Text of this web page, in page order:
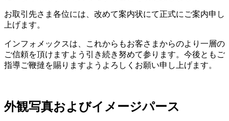
お取引先さま各位には、改めて案内状にて正式にご案内申し
上げます。
インフォメックスは、これからもお客さまからのより一層の
ご信頼を頂けますよう引き続き努めて参ります。今後ともご
指導ご鞭撻を賜りますようよろしくお願い申し上げます。
外観写真およびイメージパース